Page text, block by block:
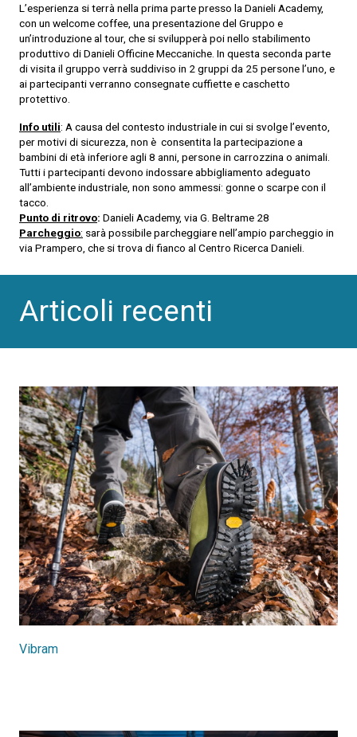
L’esperienza si terrà nella prima parte presso la Danieli Academy,
con un welcome coffee, una presentazione del Gruppo e
un’introduzione al tour, che si svilupperà poi nello stabilimento
produttivo di Danieli Officine Meccaniche. In questa seconda parte
di visita il gruppo verrà suddiviso in 2 gruppi da 25 persone l’uno, e
ai partecipanti verranno consegnate cuffiette e caschetto
protettivo.
Info utili: A causa del contesto industriale in cui si svolge l’evento,
per motivi di sicurezza, non è consentita la partecipazione a
bambini di età inferiore agli 8 anni, persone in carrozzina o animali.
Tutti i partecipanti devono indossare abbigliamento adeguato
all’ambiente industriale, non sono ammessi: gonne o scarpe con il
tacco.
Punto di ritrovo: Danieli Academy, via G. Beltrame 28
Parcheggio: sarà possibile parcheggiare nell’ampio parcheggio in
via Prampero, che si trova di fianco al Centro Ricerca Danieli.
Articoli recenti
Vibram